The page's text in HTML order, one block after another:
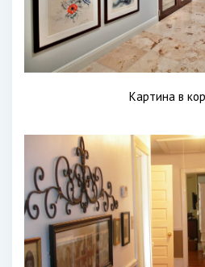
Картина в